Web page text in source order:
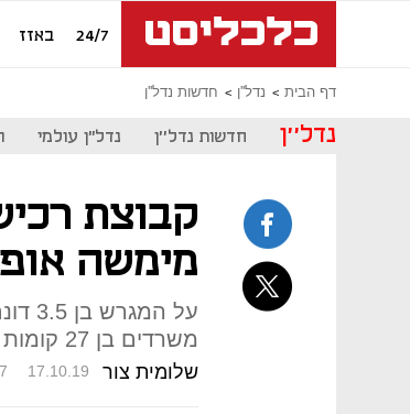
24/7 באזז
דף הבית נדל''ן חדשות נדל''ן
נדל''ן חדשות נדל''ן נדל"ן עולמי
קבוצת
מימשה
על
משרדים בן 27 קומות ו־40 אלף מ"ר עם שטחי מסחר בקומת הקרקע
שלומית צור 17.10.19